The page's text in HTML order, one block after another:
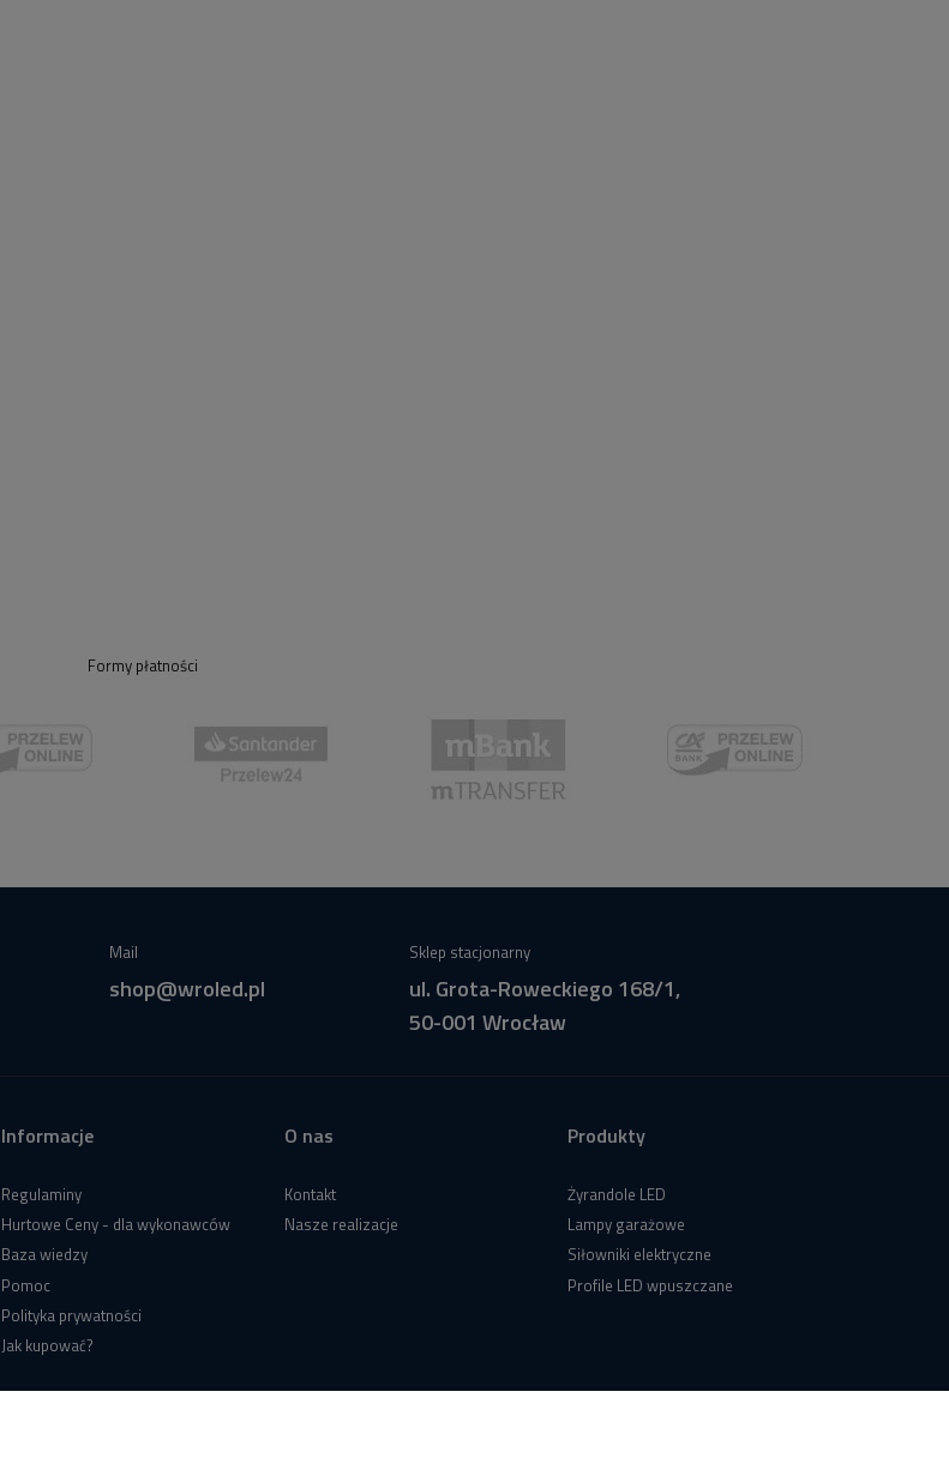
Formy płatności
Mail
shop@wroled.pl
Sklep stacjonarny
ul. Grota-Roweckiego 168/1,
50-001 Wrocław
Informacje
Regulaminy
Hurtowe Ceny - dla wykonawców
Baza wiedzy
Pomoc
Polityka prywatności
Jak kupować?
O nas
Kontakt
Nasze realizacje
Produkty
Żyrandole LED
Lampy garażowe
Siłowniki elektryczne
Profile LED wpuszczane